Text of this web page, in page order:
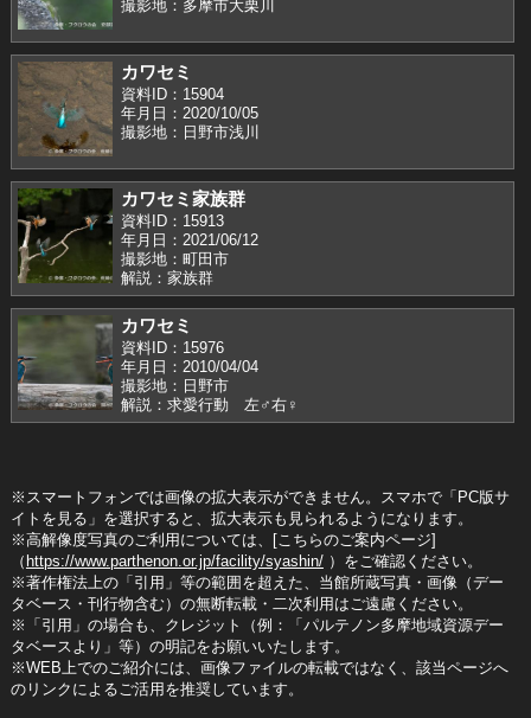
撮影地：多摩市大栗川
カワセミ
資料ID：15904
年月日：2020/10/05
撮影地：日野市浅川
カワセミ家族群
資料ID：15913
年月日：2021/06/12
撮影地：町田市
解説：家族群
カワセミ
資料ID：15976
年月日：2010/04/04
撮影地：日野市
解説：求愛行動 左♂右♀
※スマートフォンでは画像の拡大表示ができません。スマホで「PC版サ
イトを見る」を選択すると、拡大表示も見られるようになります。
※高解像度写真のご利用については、[こちらのご案内ページ]
（ https://www.parthenon.or.jp/facility/syashin/）をご確認ください。
※著作権法上の「引用」等の範囲を超えた、当館所蔵写真・画像（デー
タベース・刊行物含む）の無断転載・二次利用はご遠慮ください。
※「引用」の場合も、クレジット（例：「パルテノン多摩地域資源デー
タベースより」等）の明記をお願いいたします。
※WEB上でのご紹介には、画像ファイルの転載ではなく、該当ページへ
のリンクによるご活用を推奨しています。